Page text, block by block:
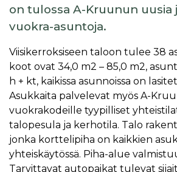
on tulossa A-Kruunun uusia
vuokra-asuntoja.
Viisikerroksiseen taloon tulee 38
koot ovat 34,0 m2 – 85,0 m2,
h + kt, kaikissa asunnoissa on
Asukkaita palvelevat myös A-
vuokrakodeille tyypilliset
talopesula ja kerhotila. Talo
jonka korttelipiha on kaikkien
yhteiskäytössä. Piha-alue
Tarvittavat autopaikat tulevat